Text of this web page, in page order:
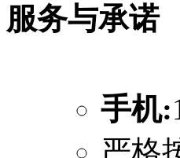
服务与承诺
手机:
严格